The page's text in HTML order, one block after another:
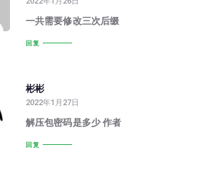
一共需要修改三次后缀
回复
彬彬
2022年1月27日
解压包密码是多少 作者
回复